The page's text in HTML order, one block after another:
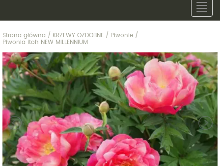
Strona główna / KRZEWY OZDOBNE / Piwonie /
Piwonia itoh NEW MILLENNIUM